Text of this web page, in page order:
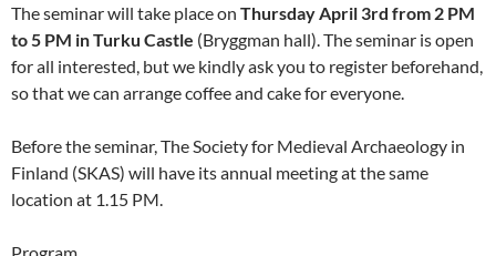
The seminar will take place on Thursday April 3rd from 2 PM
to 5 PM in Turku Castle (Bryggman hall). The seminar is open
for all interested, but we kindly ask you to register beforehand,
so that we can arrange coffee and cake for everyone.
Before the seminar, The Society for Medieval Archaeology in
Finland (SKAS) will have its annual meeting at the same
location at 1.15 PM.